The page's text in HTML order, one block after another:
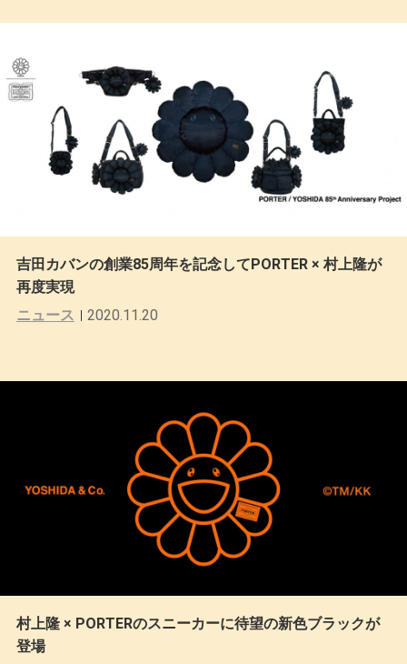
吉田カバンの創業85周年を記念してPORTER × 村上隆が
再度実現
ニュース
2020.11.20
村上隆 × PORTERのスニーカーに待望の新色ブラックが
登場